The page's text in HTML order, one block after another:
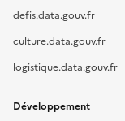
defis.data.gouv.fr
culture.data.gouv.fr
logistique.data.gouv.fr
Développement